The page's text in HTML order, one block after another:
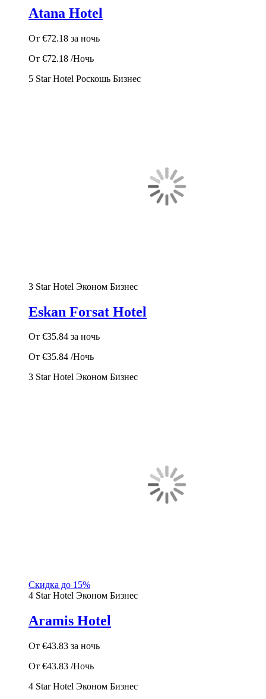
Atana Hotel
От €72.18 за ночь
От €72.18 /Ночь
5 Star Hotel Роскошь Бизнес
3 Star Hotel Эконом Бизнес
Eskan Forsat Hotel
От €35.84 за ночь
От €35.84 /Ночь
3 Star Hotel Эконом Бизнес
Скидка до 15%
4 Star Hotel Эконом Бизнес
Aramis Hotel
От €43.83 за ночь
От €43.83 /Ночь
4 Star Hotel Эконом Бизнес